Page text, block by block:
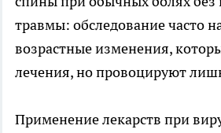
травмы: обследование часто
возрастные изменения,
лечения, но провоцируют
Применение лекарств при